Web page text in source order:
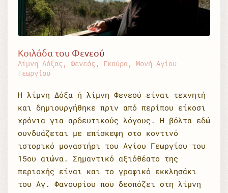
Κοιλάδα του Φενεού
Λίμνη Δόξας, Φενεός, Γκούρα, Μονή Αγίου
Γεωργίου
Η λίμνη Δόξα ή λίμνη Φενεού είναι τεχνητή
και δημιουργήθηκε πριν από περίπου είκοσι
χρόνια για αρδευτικούς λόγους. Η βόλτα εδώ
συνδυάζεται με επίσκεψη στο κοντινό
ιστορικό μοναστήρι του Αγίου Γεωργίου του
15ου αιώνα. Σημαντικό αξιόθέατο της
περιοχής είναι και το γραφικό εκκλησάκι
του Αγ. Φανουρίου που δεσπόζει στη λίμνη